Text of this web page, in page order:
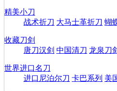
精美小刀
战术折刀 大马士革折刀 蝴
收藏刀剑
唐刀汉剑 中国清刀 龙泉刀
世界进口名刀
进口尼泊尔刀 卡巴系列 美